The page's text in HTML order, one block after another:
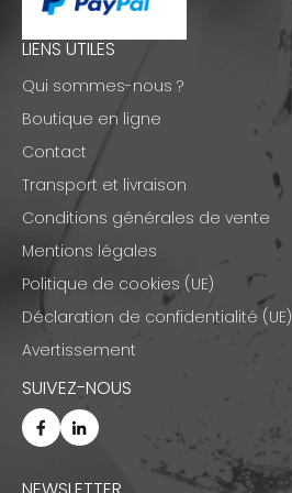
LIENS UTILES
Qui sommes-nous ?
Boutique en ligne
Contact
Transport et livraison
Conditions générales de vente
Mentions légales
Politique de cookies (UE)
Déclaration de confidentialité (UE)
Avertissement
SUIVEZ-NOUS